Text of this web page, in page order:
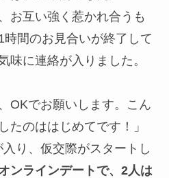
お互い強く惹かれ合うも
間のお見合いが終了して
味に連絡が入りました。
OKでお願いします。こん
たのははじめてです！」
り、仮交際がスタートし
ンラインデートで、2人は